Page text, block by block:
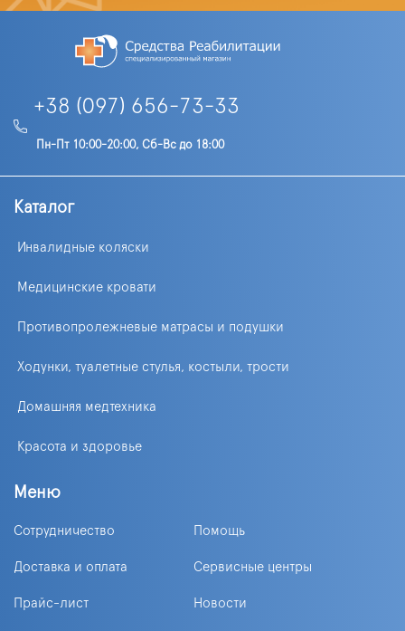
+38 (097) 656-73-33
Пн-Пт 10:00-20:00, Сб-Вс до 18:00
Каталог
Инвалидные коляски
Медицинские кровати
Противопролежневые матрасы и подушки
Ходунки, туалетные стулья, костыли, трости
Домашняя медтехника
Красота и здоровье
Меню
Сотрудничество Помощь
Доставка и оплата Сервисные центры
Прайс-лист Новости